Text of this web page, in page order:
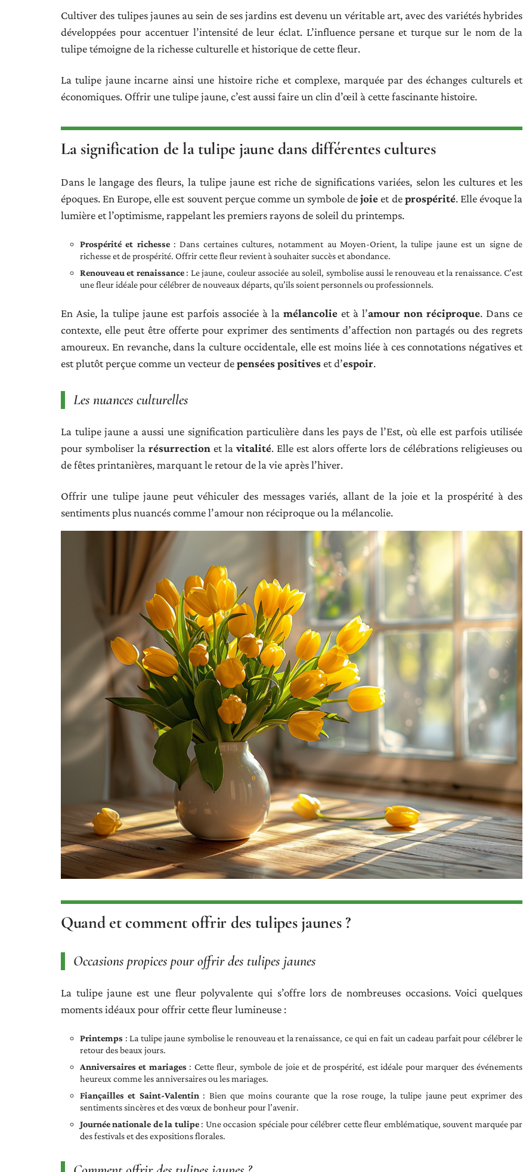
Cultiver des tulipes jaunes au sein de ses jardins est devenu un véritable art, avec des variétés hybrides
développées pour accentuer l’intensité de leur éclat. L’influence persane et turque sur le nom de la
tulipe témoigne de la richesse culturelle et historique de cette fleur.
La tulipe jaune incarne ainsi une histoire riche et complexe, marquée par des échanges culturels et
économiques. Offrir une tulipe jaune, c’est aussi faire un clin d’œil à cette fascinante histoire.
La signification de la tulipe jaune dans différentes cultures
Dans le langage des fleurs, la tulipe jaune est riche de significations variées, selon les cultures et les
époques. En Europe, elle est souvent perçue comme un symbole dejoieet deprospérité. Elle évoque la
lumière et l’optimisme, rappelant les premiers rayons de soleil du printemps.
Prospérité et richesse: Dans certaines cultures, notamment au Moyen-Orient, la tulipe jaune est un signe de
richesse et de prospérité. Offrir cette fleur revient à souhaiter succès et abondance.
Renouveau et renaissance: Le jaune, couleur associée au soleil, symbolise aussi le renouveau et la renaissance. C’est
une fleur idéale pour célébrer de nouveaux départs, qu’ils soient personnels ou professionnels.
En Asie, la tulipe jaune est parfois associée à la mélancolie et à l’amour non réciproque. Dans ce
contexte, elle peut être offerte pour exprimer des sentiments d’affection non partagés ou des regrets
amoureux. En revanche, dans la culture occidentale, elle est moins liée à ces connotations négatives et
est plutôt perçue comme un vecteur depensées positiveset d’espoir.
Les nuances culturelles
La tulipe jaune a aussi une signification particulière dans les pays de l’Est, où elle est parfois utilisée
pour symboliser la résurrection et la vitalité. Elle est alors offerte lors de célébrations religieuses ou
de fêtes printanières, marquant le retour de la vie après l’hiver.
Offrir une tulipe jaune peut véhiculer des messages variés, allant de la joie et la prospérité à des
sentiments plus nuancés comme l’amour non réciproque ou la mélancolie.
Quand et comment offrir des tulipes jaunes ?
Occasions propices pour offrir des tulipes jaunes
La tulipe jaune est une fleur polyvalente qui s’offre lors de nombreuses occasions. Voici quelques
moments idéaux pour offrir cette fleur lumineuse :
Printemps : La tulipe jaune symbolise le renouveau et la renaissance, ce qui en fait un cadeau parfait pour célébrer le
retour des beaux jours.
Anniversaires et mariages : Cette fleur, symbole de joie et de prospérité, est idéale pour marquer des événements
heureux comme les anniversaires ou les mariages.
Fiançailles et Saint-Valentin : Bien que moins courante que la rose rouge, la tulipe jaune peut exprimer des
sentiments sincères et des vœux de bonheur pour l’avenir.
Journée nationale de la tulipe: Une occasion spéciale pour célébrer cette fleur emblématique, souvent marquée par
des festivals et des expositions florales.